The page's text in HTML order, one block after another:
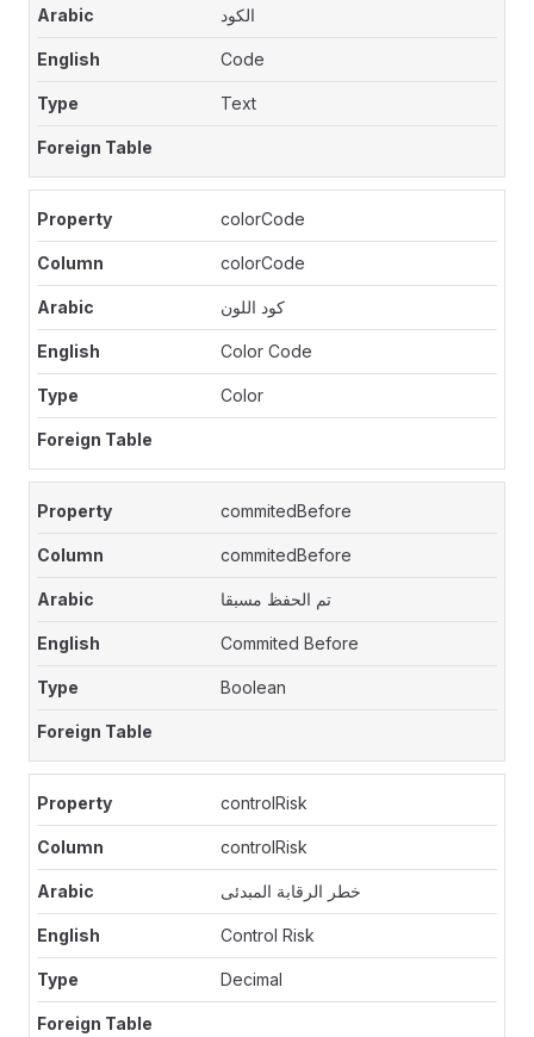
الكود
Code
Text
colorCode
colorCode
كود اللون
Color Code
Color
commitedBefore
commitedBefore
تم الحفظ مسبقا
Commited Before
Boolean
controlRisk
controlRisk
خطر الرقابة المبدئى
Control Risk
Decimal